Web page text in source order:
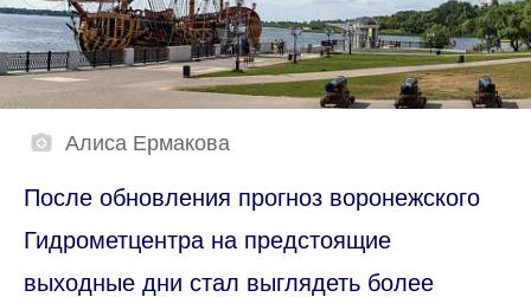
Алиса Ермакова
После обновления прогноз воронежского
Гидрометцентра на предстоящие
выходные дни стал выглядеть более